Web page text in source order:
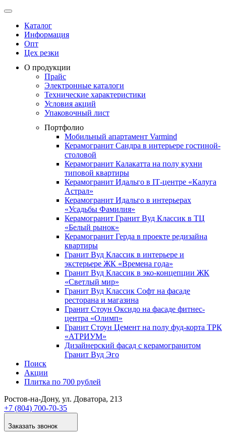
Каталог
Информация
Опт
Цех резки
О продукции
Прайс
Электронные каталоги
Технические характеристики
Условия акций
Упаковочный лист
Портфолио
Мобильный апартамент Varmind
Керамогранит Сандра в интерьере гостиной-
столовой
Керамогранит Калакатта на полу кухни
типовой квартиры
Керамогранит Идальго в IТ-центре «Калуга
Астрал»
Керамогранит Идальго в интерьерах
«Усадьбы Фамилия»
Керамогранит Гранит Вуд Классик в ТЦ
«Белый рынок»
Керамогранит Герда в проекте редизайна
квартиры
Гранит Вуд Классик в интерьере и
экстерьере ЖК «Времена года»
Гранит Вуд Классик в эко-концепции ЖК
«Светлый мир»
Гранит Вуд Классик Софт на фасаде
ресторана и магазина
Гранит Стоун Оксидо на фасаде фитнес-
центра «Олимп»
Гранит Стоун Цемент на полу фуд-корта ТРК
«АТРИУМ»
Дизайнер­ский фасад с керамогранитом
Гранит Вуд Эго
Поиск
Акции
Плитка по 700 рублей
Ростов-на-Дону, ул. Доватора, 213
+7 (804) 700-70-35
Заказать звонок